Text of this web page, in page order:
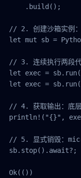
.build();
// 2. 创建沙箱实例
let mut sb =
// 3. 连续执行两段
let exec =
let exec =
// 4. 获取输出：底
println!("{}",
// 5. 显式销毁：
sb.stop().await?;
Ok(())